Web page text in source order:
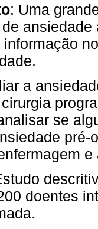
: Uma
a
se
pré-
doentes